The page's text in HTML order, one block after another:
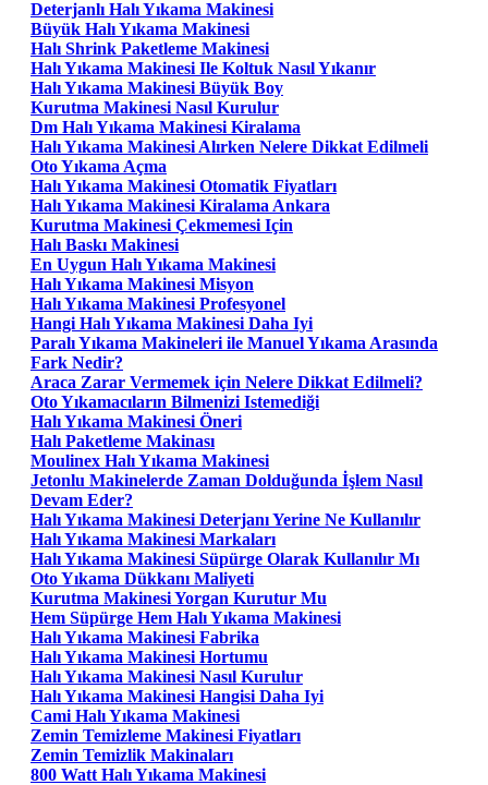
Deterjanlı Halı Yıkama Makinesi
Büyük Halı Yıkama Makinesi
Halı Shrink Paketleme Makinesi
Halı Yıkama Makinesi Ile Koltuk Nasıl Yıkanır
Halı Yıkama Makinesi Büyük Boy
Kurutma Makinesi Nasıl Kurulur
Dm Halı Yıkama Makinesi Kiralama
Halı Yıkama Makinesi Alırken Nelere Dikkat Edilmeli
Oto Yıkama Açma
Halı Yıkama Makinesi Otomatik Fiyatları
Halı Yıkama Makinesi Kiralama Ankara
Kurutma Makinesi Çekmemesi Için
Halı Baskı Makinesi
En Uygun Halı Yıkama Makinesi
Halı Yıkama Makinesi Misyon
Halı Yıkama Makinesi Profesyonel
Hangi Halı Yıkama Makinesi Daha Iyi
Paralı Yıkama Makineleri ile Manuel Yıkama Arasında
Fark Nedir?
Araca Zarar Vermemek için Nelere Dikkat Edilmeli?
Oto Yıkamacıların Bilmenizi Istemediği
Halı Yıkama Makinesi Öneri
Halı Paketleme Makinası
Moulinex Halı Yıkama Makinesi
Jetonlu Makinelerde Zaman Dolduğunda İşlem Nasıl
Devam Eder?
Halı Yıkama Makinesi Deterjanı Yerine Ne Kullanılır
Halı Yıkama Makinesi Markaları
Halı Yıkama Makinesi Süpürge Olarak Kullanılır Mı
Oto Yıkama Dükkanı Maliyeti
Kurutma Makinesi Yorgan Kurutur Mu
Hem Süpürge Hem Halı Yıkama Makinesi
Halı Yıkama Makinesi Fabrika
Halı Yıkama Makinesi Hortumu
Halı Yıkama Makinesi Nasıl Kurulur
Halı Yıkama Makinesi Hangisi Daha Iyi
Cami Halı Yıkama Makinesi
Zemin Temizleme Makinesi Fiyatları
Zemin Temizlik Makinaları
800 Watt Halı Yıkama Makinesi